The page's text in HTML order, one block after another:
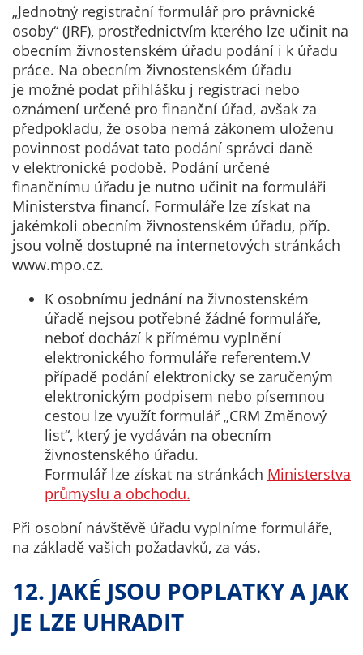
„Jednotný registrační formulář pro právnické
osoby“ (JRF), prostřednictvím kterého lze učinit na
obecním živnostenském úřadu podání i k úřadu
práce. Na obecním živnostenském úřadu
je možné podat přihlášku j registraci nebo
oznámení určené pro finanční úřad, avšak za
předpokladu, že osoba nemá zákonem uloženu
povinnost podávat tato podání správci daně
v elektronické podobě. Podání určené
finančnímu úřadu je nutno učinit na formuláři
Ministerstva financí. Formuláře lze získat na
jakémkoli obecním živnostenském úřadu, příp.
jsou volně dostupné na internetových stránkách
www.mpo.cz.
K osobnímu jednání na živnostenském
úřadě nejsou potřebné žádné formuláře,
neboť dochází k přímému vyplnění
elektronického formuláře referentem.V
případě podání elektronicky se zaručeným
elektronickým podpisem nebo písemnou
cestou lze využít formulář „CRM Změnový
list“, který je vydáván na obecním
živnostenského úřadu.
Formulář lze získat na stránkách Ministerstva
průmyslu a obchodu.
Při osobní návštěvě úřadu vyplníme formuláře,
na základě vašich požadavků, za vás.
12. JAKÉ JSOU POPLATKY A JAK
JE LZE UHRADIT